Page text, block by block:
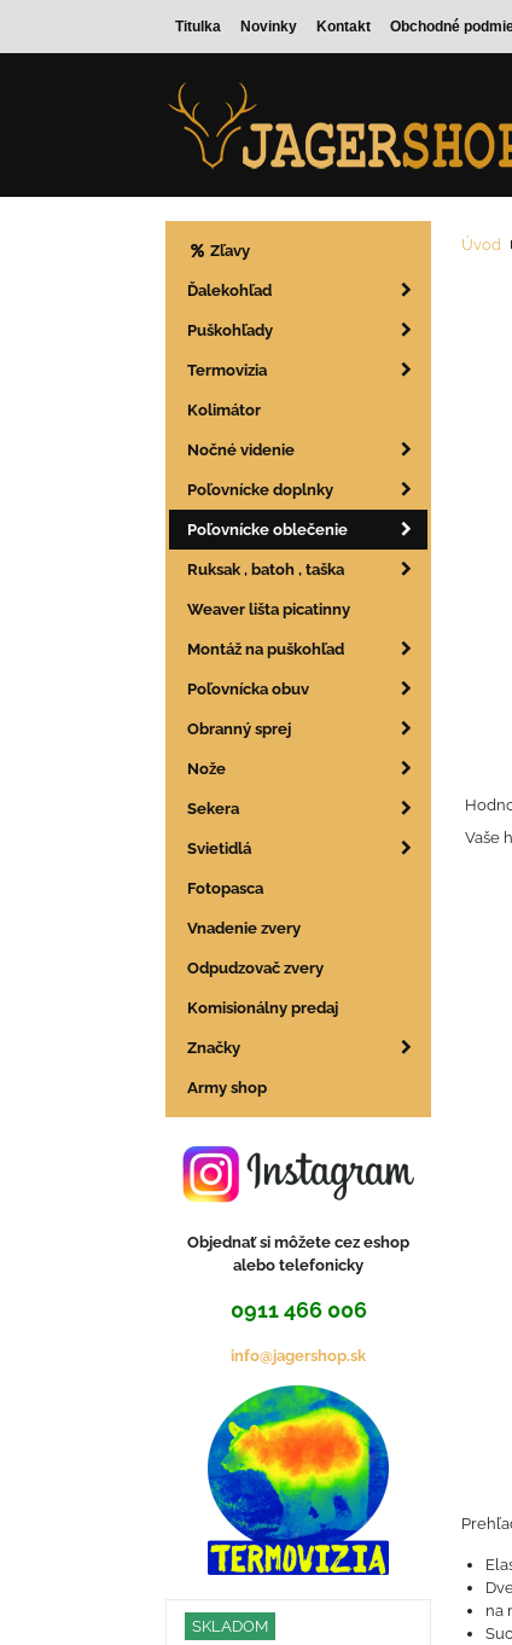
Titulka Novinky Kontakt Obchodné
Úvod
Vaše
na
Zľavy
Ďalekohľad
Puškohľady
Termovizia
Kolimátor
Nočné videnie
Poľovnícke doplnky
Poľovnícke oblečenie
Ruksak , batoh , taška
Weaver lišta picatinny
Montáž na puškohľad
Poľovnícka obuv
Obranný sprej
Nože
Sekera
Svietidlá
Fotopasca
Vnadenie zvery
Odpudzovač zvery
Komisionálny predaj
Značky
Army shop
Objednať si môžete cez eshop
alebo telefonicky
0911 466 006
info@jagershop.sk
SKLADOM